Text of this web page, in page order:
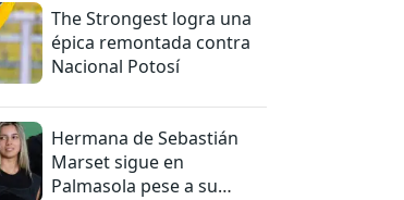
The Strongest logra una
épica remontada contra
Nacional Potosí
Hermana de Sebastián
Marset sigue en
Palmasola pese a su